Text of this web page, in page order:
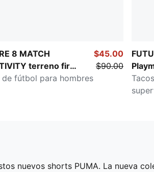
8 MATCH
terreno firme
de fútbol para hombres
$45.00
$90.00
nuevos shorts PUMA. La nueva